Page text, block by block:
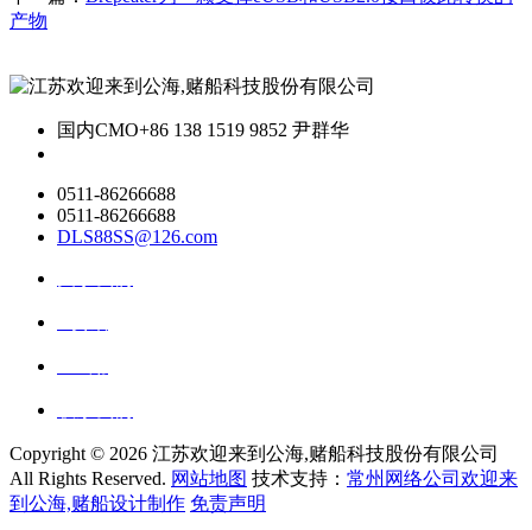
产物
国内CMO+86 138 1519 9852 尹群华
0511-86266688
0511-86266688
DLS88SS@126.com
Copyright © 2026 江苏欢迎来到公海,赌船科技股份有限公司
All Rights Reserved. 网站地图 技术支持： 常州网络公司欢迎来
到公海,赌船设计制作 免责声明